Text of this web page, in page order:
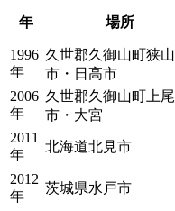
年
場所
1996
年
久世郡久御山町狭山
市・日高市
2006
年
久世郡久御山町上尾
市・大宮
2011
年
北海道北見市
2012
年
茨城県水戸市